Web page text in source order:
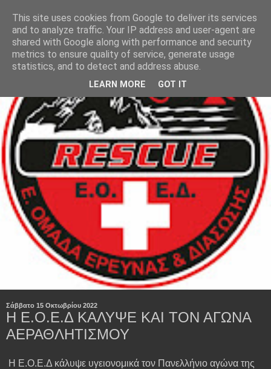
Σάββατο 15 Οκτωβρίου 2022
Η Ε.Ο.Ε.Δ ΚΑΛΥΨΕ ΚΑΙ ΤΟΝ ΑΓΩΝΑ
ΑΕΡΑΘΛΗΤΙΣΜΟΥ
Η Ε.Ο.Ε.Δ κάλυψε υγειονομικά τον Πανελλήνιο αγώνα της
This site uses cookies from Google to deliver its services
and to analyze traffic. Your IP address and user-agent are
shared with Google along with performance and security
metrics to ensure quality of service, generate usage
statistics, and to detect and address abuse.
LEARN MORE GOT IT